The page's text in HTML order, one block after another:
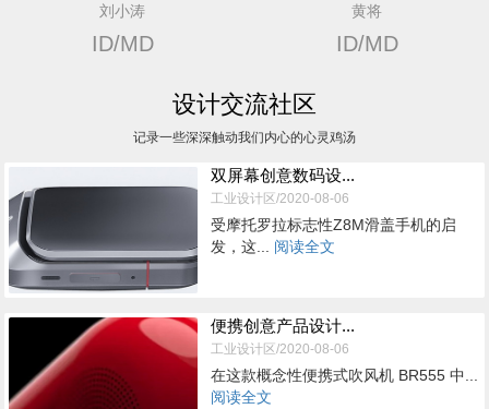
刘小涛
ID/MD
黄将
ID/MD
设计交流社区
记录一些深深触动我们内心的心灵鸡汤
双屏幕创意数码设...
工业设计区/2020-08-06
受摩托罗拉标志性Z8M滑盖手机的启
发，这... 阅读全文
便携创意产品设计...
工业设计区/2020-08-06
在这款概念性便携式吹风机 BR555 中...
阅读全文